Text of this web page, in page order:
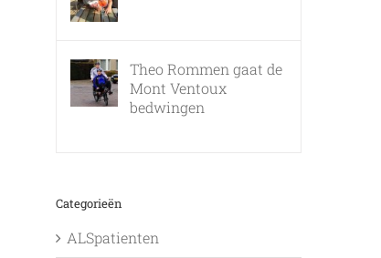
Theo Rommen gaat de
Mont Ventoux
bedwingen
Categorieën
ALSpatienten